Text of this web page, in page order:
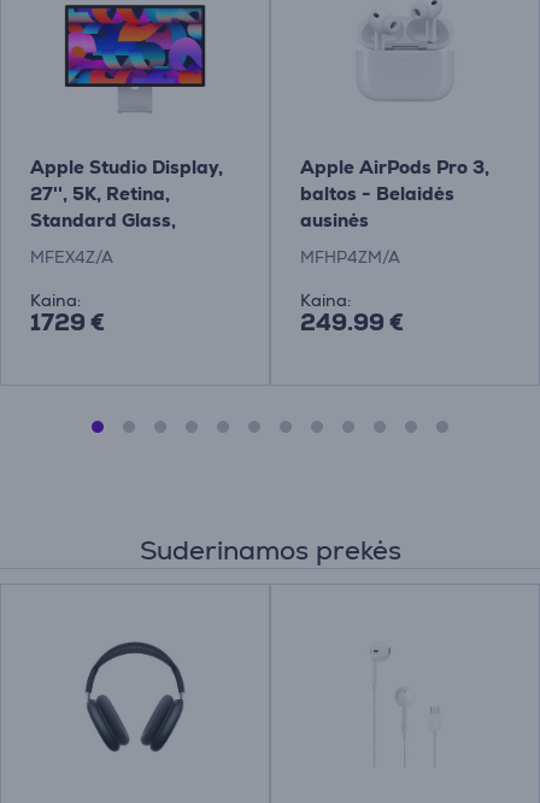
Apple Studio Display,
27'', 5K, Retina,
Standard Glass,
pakreipiamas stovas,
MFEX4Z/A
Kaina:
1729 €
Apple AirPods Pro 3,
baltos - Belaidės
ausinės
MFHP4ZM/A
Kaina:
249.99 €
Suderinamos prekės